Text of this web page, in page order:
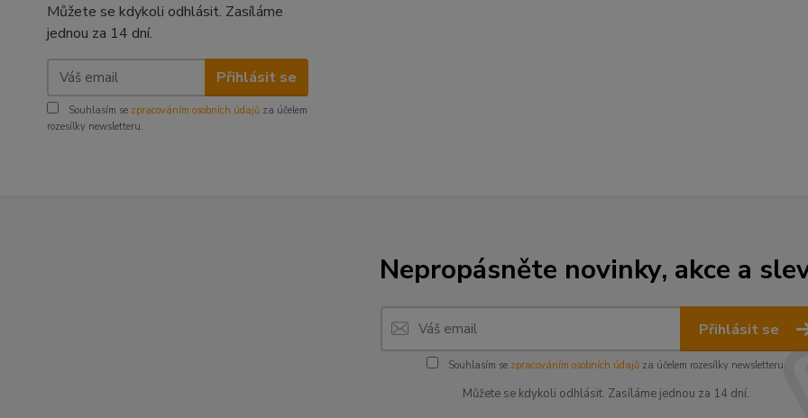
Můžete se kdykoli odhlásit. Zasíláme
jednou za 14 dní.
Přihlásit se
Souhlasím se zpracováním osobních údajů za účelem
rozesílky newsletteru.
Nepropásněte novinky, akce a
Přihlásit se
Souhlasím se zpracováním osobních údajůza účelem rozesílky newsletteru.
Můžete se kdykoli odhlásit. Zasíláme jednou za 14 dní.